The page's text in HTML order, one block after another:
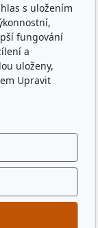
sraz ze
památka,
Řím, Paříž,
Zapft
s uložením
fungování
a
uloženy,
Upravit